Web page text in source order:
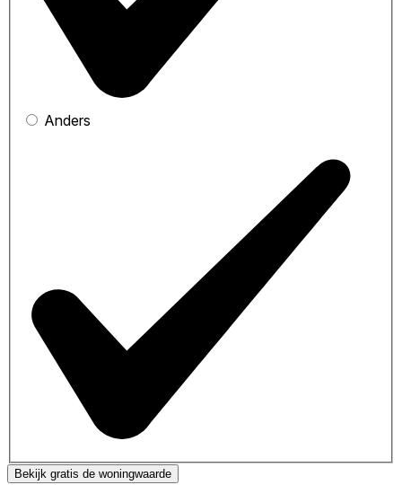
Anders
Bekijk gratis de woningwaarde